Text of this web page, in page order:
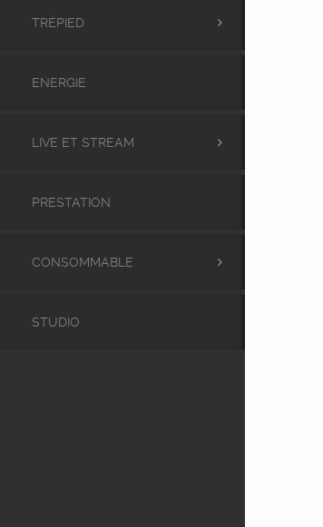
TRÉPIED
ENERGIE
LIVE ET STREAM
PRESTATION
CONSOMMABLE
STUDIO